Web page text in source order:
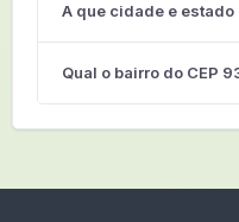
A que cidade e
Qual o bairro do CEP